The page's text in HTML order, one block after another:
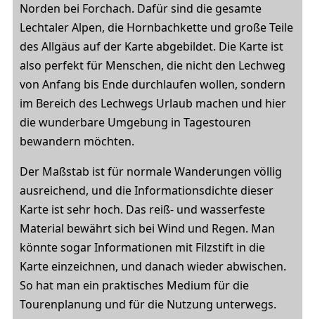
Norden bei Forchach. Dafür sind die gesamte
Lechtaler Alpen, die Hornbachkette und große Teile
des Allgäus auf der Karte abgebildet. Die Karte ist
also perfekt für Menschen, die nicht den Lechweg
von Anfang bis Ende durchlaufen wollen, sondern
im Bereich des Lechwegs Urlaub machen und hier
die wunderbare Umgebung in Tagestouren
bewandern möchten.
Der Maßstab ist für normale Wanderungen völlig
ausreichend, und die Informationsdichte dieser
Karte ist sehr hoch. Das reiß- und wasserfeste
Material bewährt sich bei Wind und Regen. Man
könnte sogar Informationen mit Filzstift in die
Karte einzeichnen, und danach wieder abwischen.
So hat man ein praktisches Medium für die
Tourenplanung und für die Nutzung unterwegs.